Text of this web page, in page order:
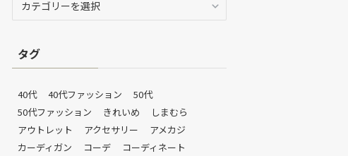
ータグ
40代 40代ファッション
50代
50代ファッション
きれいめ
しまむら
アウトレット
アクセサリー
アメカジ
カーディガン
コーデ
コーディネート